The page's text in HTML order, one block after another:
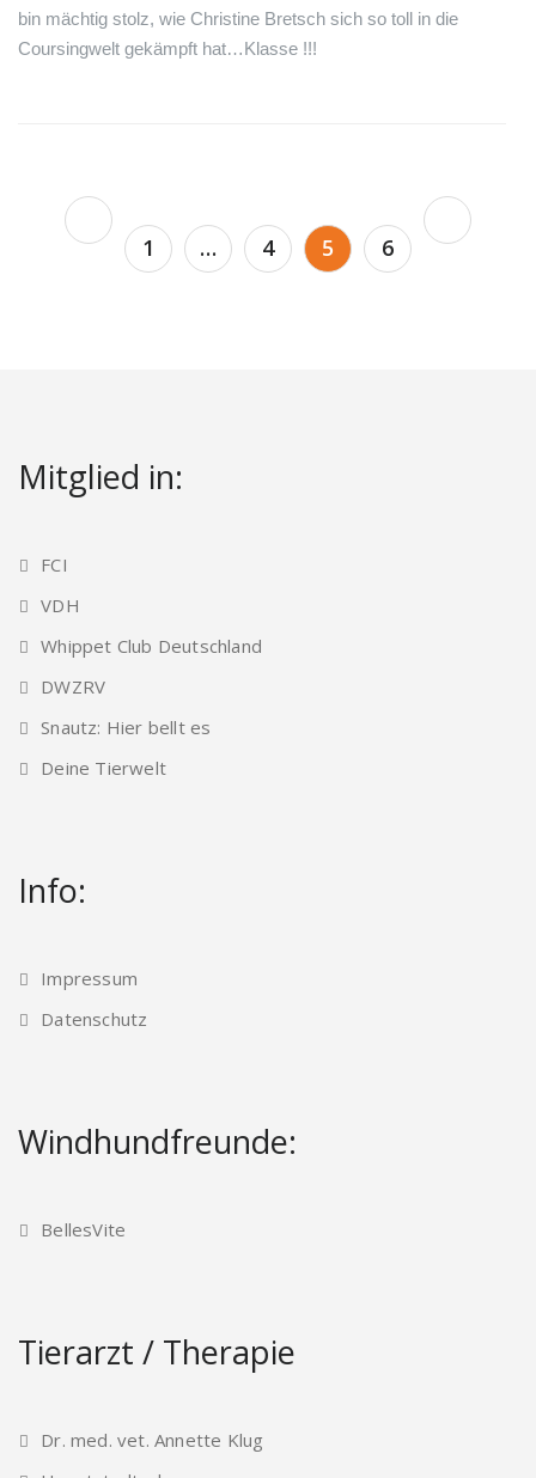
bin mächtig stolz, wie Christine Bretsch sich so toll in die
Coursingwelt gekämpft hat…Klasse !!!
Seitennummerierung
1 … 4 5 6
Mitglied in:
FCI
VDH
Whippet Club Deutschland
DWZRV
Snautz: Hier bellt es
Deine Tierwelt
Info:
Impressum
Datenschutz
Windhundfreunde:
BellesVite
Tierarzt / Therapie
Dr. med. vet. Annette Klug